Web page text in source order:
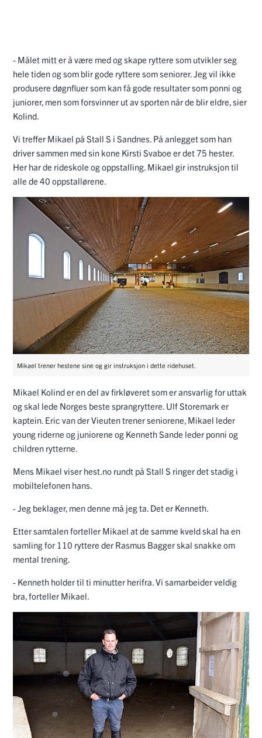
- Målet mitt er å være med og skape ryttere som utvikler seg
hele tiden og som blir gode ryttere som seniorer. Jeg vil ikke
produsere døgnfluer som kan få gode resultater som ponni og
juniorer, men som forsvinner ut av sporten når de blir eldre, sier
Kolind.
Vi treffer Mikael på Stall S i Sandnes. På anlegget som han
driver sammen med sin kone Kirsti Svaboe er det 75 hester.
Her har de rideskole og oppstalling. Mikael gir instruksjon til
alle de 40 oppstallørene.
Mikael trener hestene sine og gir instruksjon i dette ridehuset.
Mikael Kolind er en del av firkløveret som er ansvarlig for uttak
og skal lede Norges beste sprangryttere. Ulf Storemark er
kaptein. Eric van der Vieuten trener seniorene, Mikael leder
young riderne og juniorene og Kenneth Sande leder ponni og
children rytterne.
Mens Mikael viser hest.no rundt på Stall S ringer det stadig i
mobiltelefonen hans.
- Jeg beklager, men denne må jeg ta. Det er Kenneth.
Etter samtalen forteller Mikael at de samme kveld skal ha en
samling for 110 ryttere der Rasmus Bagger skal snakke om
mental trening.
- Kenneth holder til ti minutter herifra. Vi samarbeider veldig
bra, forteller Mikael.